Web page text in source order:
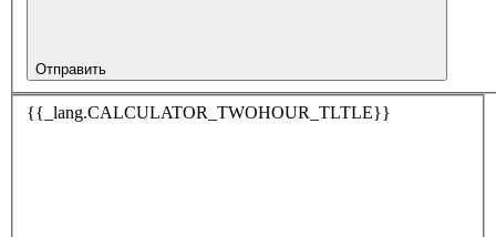
Отправить
{{_lang.CALCULATOR_TWOHOUR_TLTLE}}